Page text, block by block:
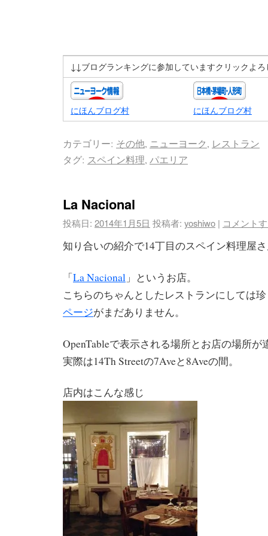
↓↓ブログランキングに参加していますクリックよ
にほんブログ村 にほんブログ村
カテゴリー: その他, ニューヨーク, レストラン
タグ: スペイン料理, パエリア
La Nacional
投稿日: 2014年1月5日 投稿者: yoshiwo | コメント
知り合いの紹介で14丁目のスペイン料理屋
「La Nacional 」というお店。
こちらのちゃんとしたレストランにしては
ページがまだありません。
OpenTableで表示される場所とお店の場所が
実際は14Th Streetの7Aveと8Aveの間。
店内はこんな感じ